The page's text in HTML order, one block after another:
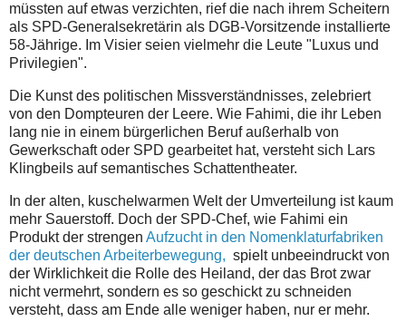
müssten auf etwas verzichten, rief die nach ihrem Scheitern
als SPD-Generalsekretärin als DGB-Vorsitzende installierte
58-Jährige. Im Visier seien vielmehr die Leute "Luxus und
Privilegien".
Die Kunst des politischen Missverständnisses, zelebriert
von den Dompteuren der Leere. Wie Fahimi, die ihr Leben
lang nie in einem bürgerlichen Beruf außerhalb von
Gewerkschaft oder SPD gearbeitet hat, versteht sich Lars
Klingbeils auf semantisches Schattentheater.
In der alten, kuschelwarmen Welt der Umverteilung ist kaum
mehr Sauerstoff. Doch der SPD-Chef, wie Fahimi ein
Produkt der strengen Aufzucht in den Nomenklaturfabriken
der deutschen Arbeiterbewegung, spielt unbeeindruckt von
der Wirklichkeit die Rolle des Heiland, der das Brot zwar
nicht vermehrt, sondern es so geschickt zu schneiden
versteht, dass am Ende alle weniger haben, nur er mehr.